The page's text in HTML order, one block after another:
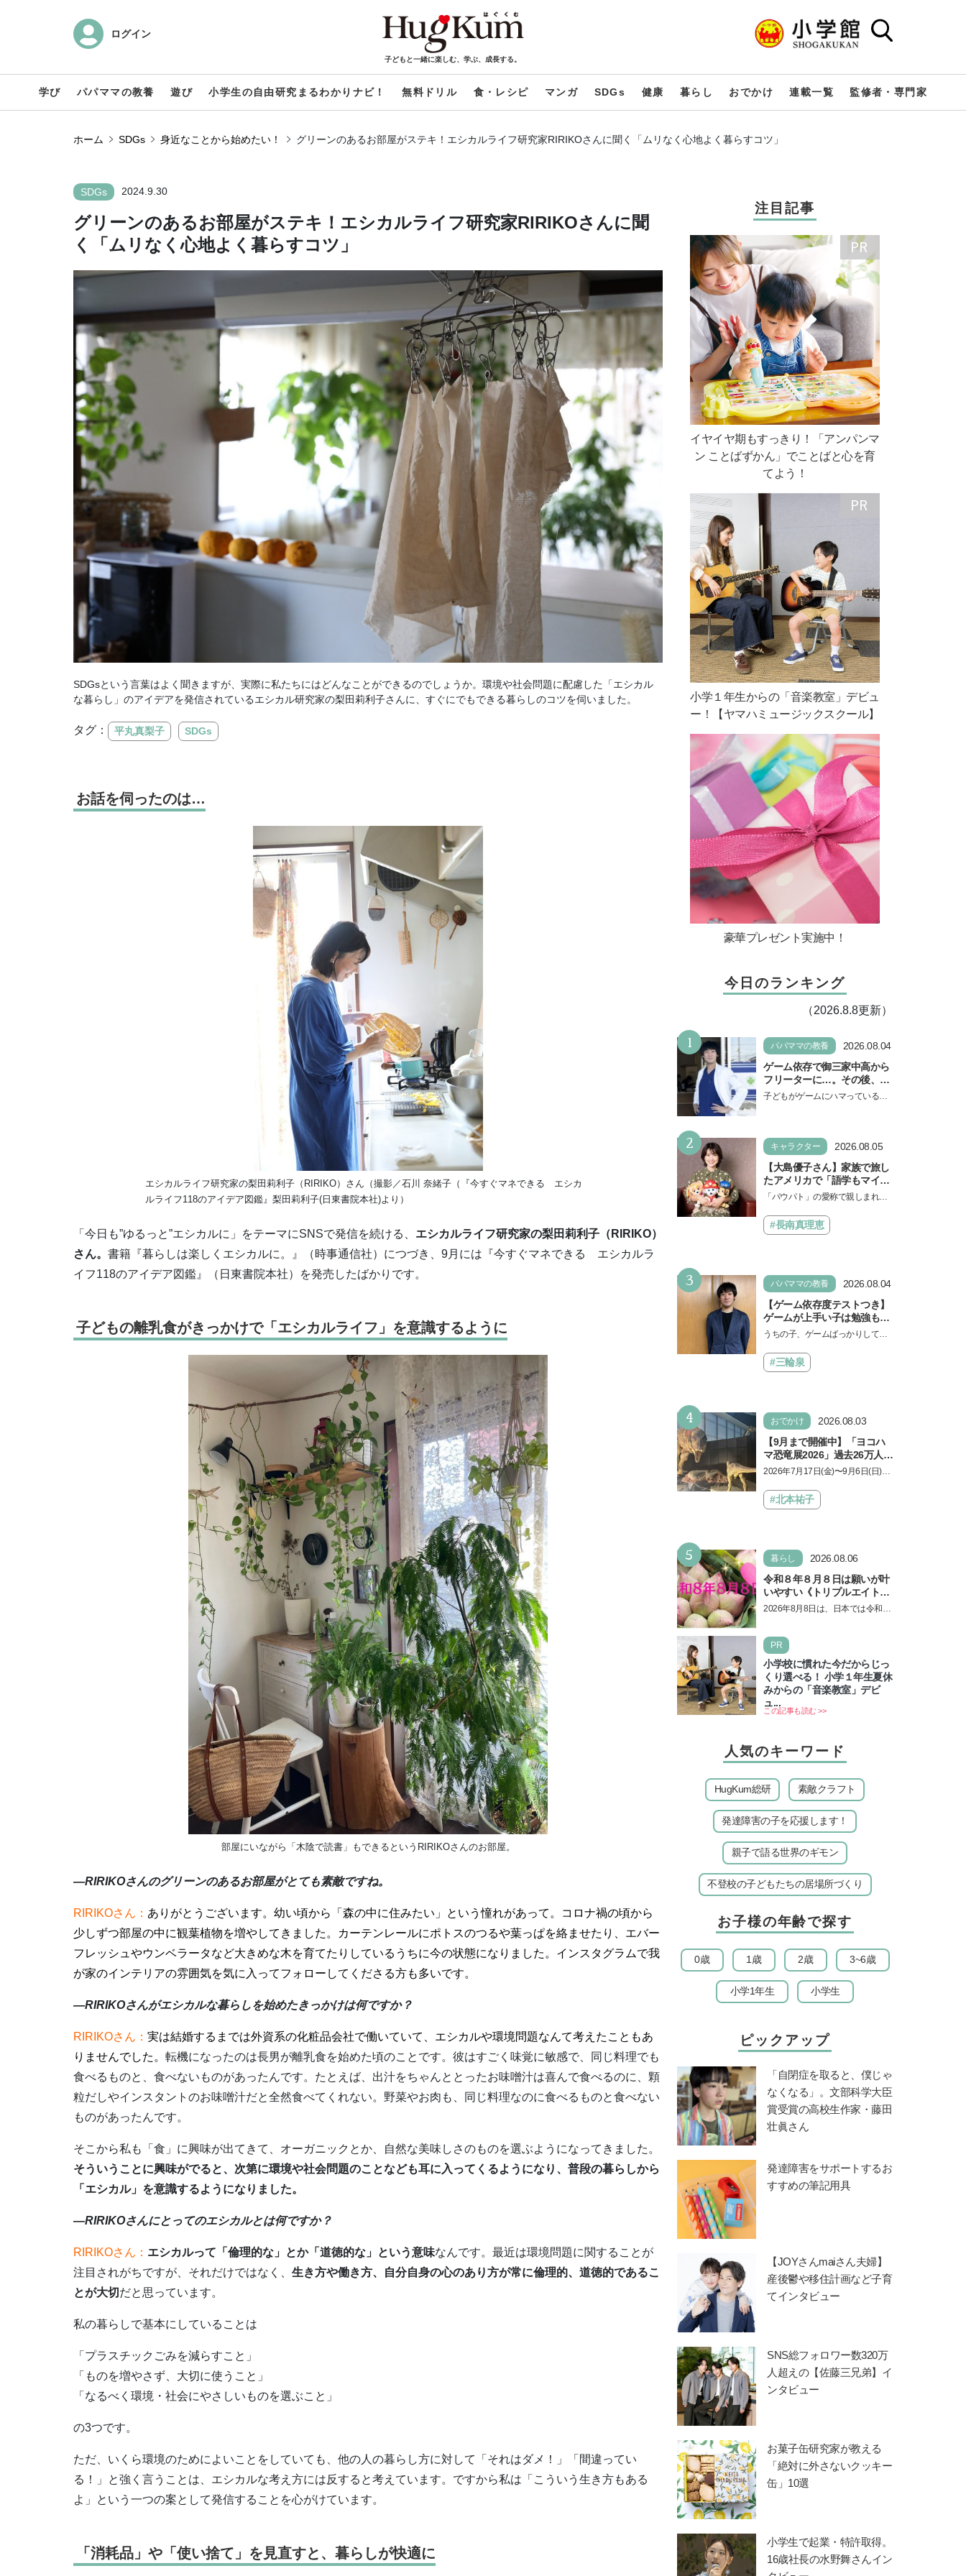
ログイン
子どもと一緒に楽しむ、学ぶ、成長する。
学び パパママの教養 遊び 小学生の自由研究まるわかりナビ！ 無料ドリル 食・レシピ マンガ SDGs 健康 暮らし おでかけ 連載一覧 監修者・専門家
ホーム SDGs 身近なことから始めたい！ グリーンのあるお部屋がステキ！エシカルライフ研究家RIRIKOさんに聞く「ムリなく心地よく暮らすコツ」
SDGs 2024.9.30
グリーンのあるお部屋がステキ！エシカルライフ研究家RIRIKOさんに聞
く「ムリなく心地よく暮らすコツ」
SDGsという言葉はよく聞きますが、実際に私たちにはどんなことができるのでしょうか。環境や社会問題に配慮した「エシカル
な暮らし」のアイデアを発信されているエシカル研究家の梨田莉利子さんに、すぐにでもできる暮らしのコツを伺いました。
タグ： 平丸真梨子 SDGs
お話を伺ったのは…
エシカルライフ研究家の梨田莉利子（RIRIKO）さん（撮影／石川 奈緒子（『今すぐマネできる エシカ
ルライフ118のアイデア図鑑』梨田莉利子(日東書院本社)より）
「今日も”ゆるっと”エシカルに」をテーマにSNSで発信を続ける、 エシカルライフ研究家の梨田莉利子（RIRIKO）
さん。 書籍『暮らしは楽しくエシカルに。』（時事通信社）につづき、9月には『今すぐマネできる エシカルラ
イフ118のアイデア図鑑』（日東書院本社）を発売したばかりです。
子どもの離乳食がきっかけで「エシカルライフ」を意識するように
部屋にいながら「木陰で読書」もできるというRIRIKOさんのお部屋。
―RIRIKOさんのグリーンのあるお部屋がとても素敵ですね。
RIRIKOさん： ありがとうございます。幼い頃から「森の中に住みたい」という憧れがあって。コロナ禍の頃から
少しずつ部屋の中に観葉植物を増やしてきました。カーテンレールにポトスのつるや葉っぱを絡ませたり、エバー
フレッシュやウンベラータなど大きめな木を育てたりしているうちに今の状態になりました。インスタグラムで我
が家のインテリアの雰囲気を気に入ってフォローしてくださる方も多いです。
―RIRIKOさんがエシカルな暮らしを始めたきっかけは何ですか？
RIRIKOさん： 実は結婚するまでは外資系の化粧品会社で働いていて、エシカルや環境問題なんて考えたこともあ
りませんでした。 転機になったのは長男が離乳食を始めた頃のことです。彼はすごく味覚に敏感で、同じ料理でも
食べるものと、食べないものがあったんです。たとえば、出汁をちゃんととったお味噌汁は喜んで食べるのに、顆
粒だしやインスタントのお味噌汁だと全然食べてくれない。野菜やお肉も、同じ料理なのに食べるものと食べない
ものがあったんです。
そこから私も「食」に興味が出てきて、オーガニックとか、自然な美味しさのものを選ぶようになってきました。
そういうことに興味がでると、次第に環境や社会問題のことなども耳に入ってくるようになり、普段の暮らしから
「エシカル」を意識するようになりました。
―RIRIKOさんにとってのエシカルとは何ですか？
RIRIKOさん： エシカルって「倫理的な」とか「道徳的な」という意味なんです。最近は環境問題に関することが
注目されがちですが、それだけではなく、 生き方や働き方、自分自身の心のあり方が常に倫理的、道徳的であるこ
とが大切 だと思っています。
私の暮らしで基本にしていることは
「プラスチックごみを減らすこと」
「ものを増やさず、大切に使うこと」
「なるべく環境・社会にやさしいものを選ぶこと」
の3つです。
ただ、いくら環境のためによいことをしていても、他の人の暮らし方に対して「それはダメ！」「間違ってい
る！」と強く言うことは、エシカルな考え方には反すると考えています。ですから私は「こういう生き方もある
よ」という一つの案として発信することを心がけています。
「消耗品」や「使い捨て」を見直すと、暮らしが快適に
注目記事
イヤイヤ期もすっきり！「アンパンマ
ン ことばずかん」でことばと心を育
てよう！
小学１年生からの「音楽教室」デビュ
ー！【ヤマハミュージックスクール】
豪華プレゼント実施中！
今日のランキング
（2026.8.8更新）
1 パパママの教養
2026.08.04
ゲーム依存で御三家中高から
フリーターに…。その後、医
学部へ逆転合格した現役医師
子どもがゲームにハマっている
2 キャラクター
2026.08.05
【大島優子さん】家族で旅し
たアメリカで「語学もマイン
ドも！ 子どもの成長はすごか
『パウ・パトロール ザ・ダイ
ノ・ムービー』ではあきらめ
「パウパト」の愛称で親しまれる
の劇場版シリーズ第3弾、映画『パ
ウ・パトロール ザ…
#長南真理恵
3 パパママの教養
2026.08.04
【ゲーム依存度テストつき】
ゲームが上手い子は勉強もで
きる？御三家中高卒でゲーマ
えるゲームしながら受験で勝
つためのメソッド
うちの子、ゲームばっかりしてい
言し、子どもとトラブルになる家
庭は多いもの。でも…
#三輪泉
4 おでかけ
2026.08.03
【9月まで開催中】「ヨコハ
マ恐竜展2026」過去26万人を
動員した恐竜展が9年ぶりに
しむポイントを完全ガイド
2026年7月17日(金)〜9月6日(日)、
「ヨコハマ恐竜展2026〜恐竜の食
卓大図鑑〜」が開催…
#北本祐子
5 暮らし
2026.08.06
令和８年８月８日は願いが叶
いやすい《トリプルエイト》
の日！ 13日の獅子座の新月
2026年8月8日は、日本では令和8
ズゲート」というとって…
PR
小学校に慣れた今だからじっ
くり選べる！ 小学１年生夏休
みからの「音楽教室」デビ
ュ...
この記事も読む >>
人気のキーワード
HugKum総研 素敵クラフト
発達障害の子を応援します！
親子で語る世界のギモン
不登校の子どもたちの居場所づくり
お子様の年齢で探す
0歳 1歳 2歳 3~6歳
小学1年生 小学生
ピックアップ
「自閉症を取ると、僕じゃ
なくなる」。文部科学大臣
賞受賞の高校生作家・藤田
壮眞さん
発達障害をサポートするお
すすめの筆記用具
【JOYさんmaiさん夫婦】
産後鬱や移住計画など子育
てインタビュー
SNS総フォロワー数320万
人超えの【佐藤三兄弟】イ
ンタビュー
お菓子缶研究家が教える
「絶対に外さないクッキー
缶」10選
小学生で起業・特許取得。
16歳社長の水野舞さんイン